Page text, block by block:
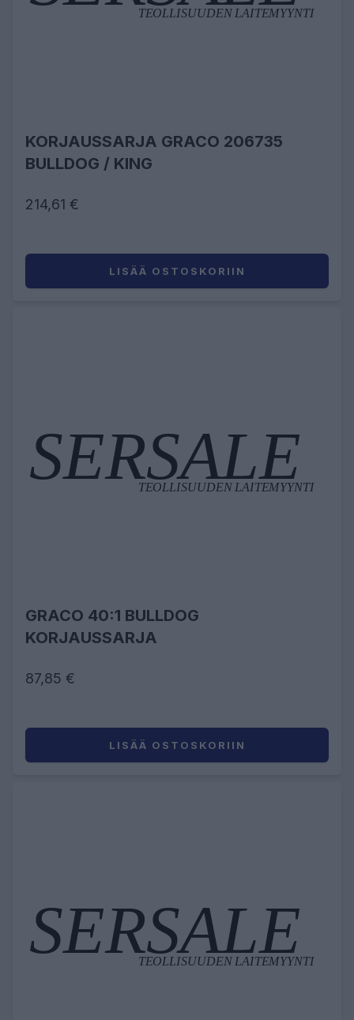
KORJAUSSARJA GRACO 206735
BULLDOG / KING
214,61 €
LISÄÄ OSTOSKORIIN
GRACO 40:1 BULLDOG
KORJAUSSARJA
87,85 €
LISÄÄ OSTOSKORIIN